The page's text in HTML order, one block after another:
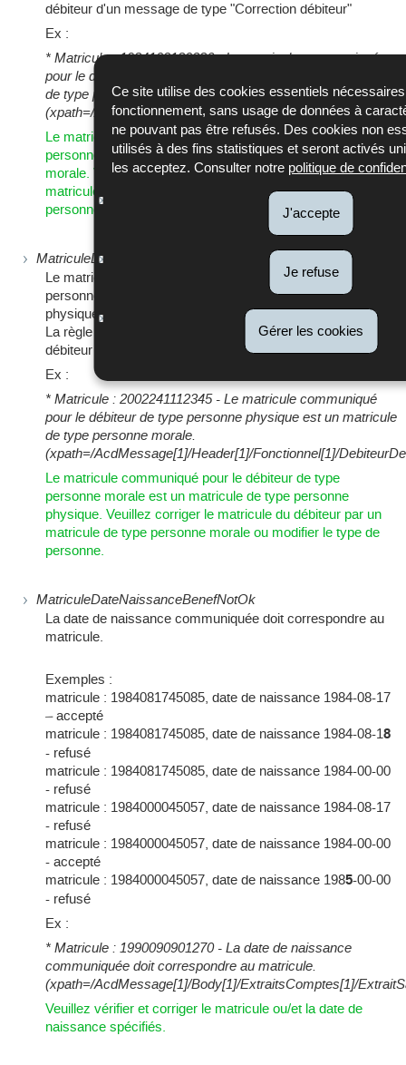
Ce site utilise des cookies essentiels
fonctionnement, sans usage de données à
ne pouvant pas être refusés. Des cookies non
utilisés à des fins statistiques et seront activés
les acceptez. Consulter notre politique de
J'accepte
Je refuse
Gérer les cookies
débiteur d'un message de type "Correction débiteur"
Ex :
* Matricule : 1984102180386 - Le matricule communiqué
pour le débiteur de type personne morale est un matricule
de type personne physique.
(xpath=/AcdMessage[1]/Header[1]/Fonctionnel[1]/
Le matricule communiqué pour le débiteur de type
personne physique est un matricule de type personne
morale. Veuillez corriger le matricule du débiteur par un
matricule de type personne physique ou modifier le type de
personne.
MatriculeDebiteurMoralIsPhysique
Le matricule communiqué pour le débiteur de type
personne morale est un matricule de type personne
physique.
La règle s’applique également pour le nouveau matricule
débiteur d'un message de type "Correction débiteur"
Ex :
* Matricule : 2002241112345 - Le matricule communiqué
pour le débiteur de type personne physique est un matricule
de type personne morale.
(xpath=/AcdMessage[1]/Header[1]/Fonctionnel[1]/
Le matricule communiqué pour le débiteur de type
personne morale est un matricule de type personne
physique. Veuillez corriger le matricule du débiteur par un
matricule de type personne morale ou modifier le type de
personne.
MatriculeDateNaissanceBenefNotOk
La date de naissance communiquée doit correspondre au
matricule.
Exemples :
matricule : 1984081745085, date de naissance 1984-08-17
– accepté
matricule : 1984081745085, date de naissance 1984-08-18
- refusé
matricule : 1984081745085, date de naissance 1984-00-00
- refusé
matricule : 1984000045057, date de naissance 1984-08-17
- refusé
matricule : 1984000045057, date de naissance 1984-00-00
- accepté
matricule : 1984000045057, date de naissance 1985-00-00
- refusé
Ex :
* Matricule : 1990090901270 - La date de naissance
communiquée doit correspondre au matricule.
(xpath=/AcdMessage[1]/Body[1]/ExtraitsComptes[1]/
Veuillez vérifier et corriger le matricule ou/et la date de
naissance spécifiés.